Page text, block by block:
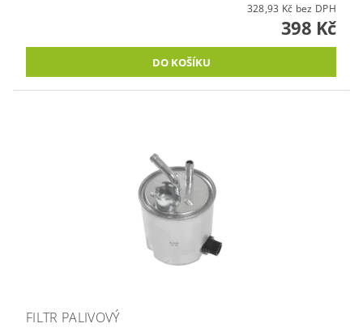
328,93 Kč bez DPH
398 Kč
FILTR PALIVOVÝ